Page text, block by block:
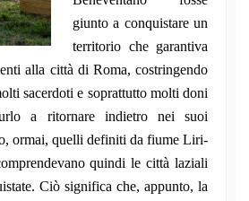
giunto a conquistare un
territorio che garantiva
alla città di Roma, costringendo
sacerdoti e soprattutto molti doni
a ritornare indietro nei suoi
ormai, quelli definiti da fiume Liri-
quindi le città laziali
Ciò significa che, appunto, la